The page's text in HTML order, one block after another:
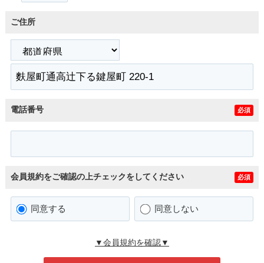
ご住所
電話番号 必須
会員規約をご確認の上チェックをしてください 必須
同意する 同意しない
▼会員規約を確認▼